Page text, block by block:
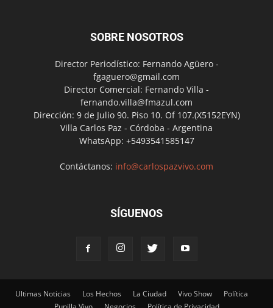
SOBRE NOSOTROS
Director Periodístico: Fernando Agüero -
fgaguero@gmail.com
Director Comercial: Fernando Villa -
fernando.villa@fmazul.com
Dirección: 9 de Julio 90. Piso 10. Of 107.(X5152EYN)
Villa Carlos Paz - Córdoba - Argentina
WhatsApp: +5493541585147
Contáctanos: info@carlospazvivo.com
SÍGUENOS
Ultimas Noticias Los Hechos La Ciudad Vivo Show
Política